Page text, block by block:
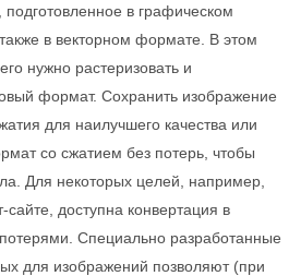
в графическом
в векторном формате. В этом
нужно растеризовать и
формат. Сохранить изображение
для наилучшего качества или
со сжатием без потерь, чтобы
Для некоторых целей, например,
сайте, доступна конвертация в
Специально разработанные
для изображений позволяют (при